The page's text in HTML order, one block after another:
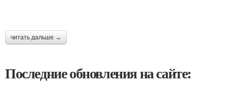
читать дальше →
Последние обновления на сайте: